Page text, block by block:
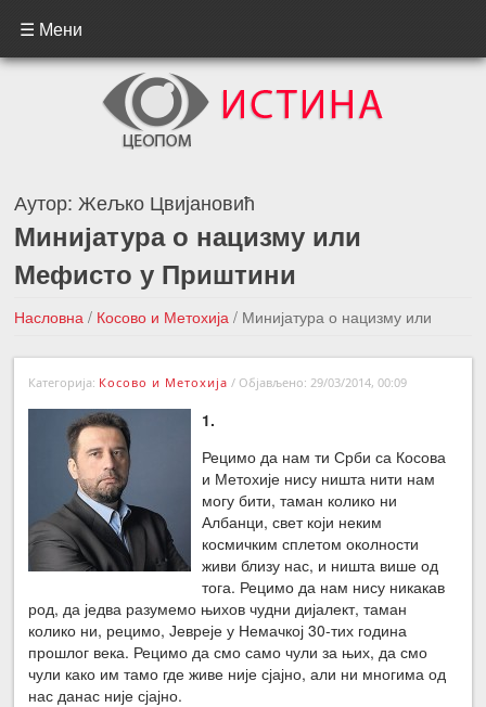
☰ Мени
Аутор: Жељко Цвијановић
Минијатура о нацизму или
Мефисто у Приштини
Насловна / Косово и Метохија / Минијатура о нацизму или
Мефисто у Приштини
←Претходна вест
Следећа вест →
Категорија: Косово и Метохија / Објављено: 29/03/2014, 00:09
1.
Рецимо да нам ти Срби са Косова
и Метохије нису ништа нити нам
могу бити, таман колико ни
Албанци, свет који неким
космичким сплетом околности
живи близу нас, и ништа више од
тога. Рецимо да нам нису никакав
род, да једва разумемо њихов чудни дијалект, таман
колико ни, рецимо, Јевреје у Немачкој 30-тих година
прошлог века. Рецимо да смо само чули за њих, да смо
чули како им тамо где живе није сјајно, али ни многима од
нас данас није сјајно.